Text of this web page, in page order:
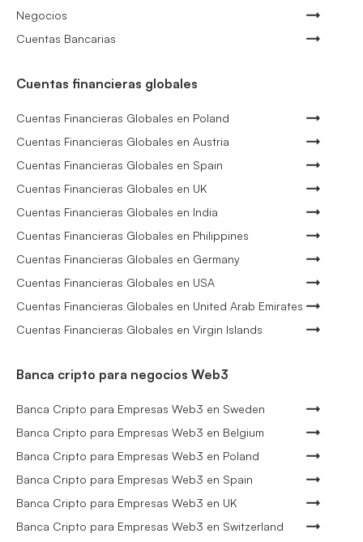
Negocios
Cuentas Bancarias
Cuentas financieras globales
Cuentas Financieras Globales en Poland
Cuentas Financieras Globales en Austria
Cuentas Financieras Globales en Spain
Cuentas Financieras Globales en UK
Cuentas Financieras Globales en India
Cuentas Financieras Globales en Philippines
Cuentas Financieras Globales en Germany
Cuentas Financieras Globales en USA
Cuentas Financieras Globales en United Arab Emirates
Cuentas Financieras Globales en Virgin Islands
Banca cripto para negocios Web3
Banca Cripto para Empresas Web3 en Sweden
Banca Cripto para Empresas Web3 en Belgium
Banca Cripto para Empresas Web3 en Poland
Banca Cripto para Empresas Web3 en Spain
Banca Cripto para Empresas Web3 en UK
Banca Cripto para Empresas Web3 en Switzerland